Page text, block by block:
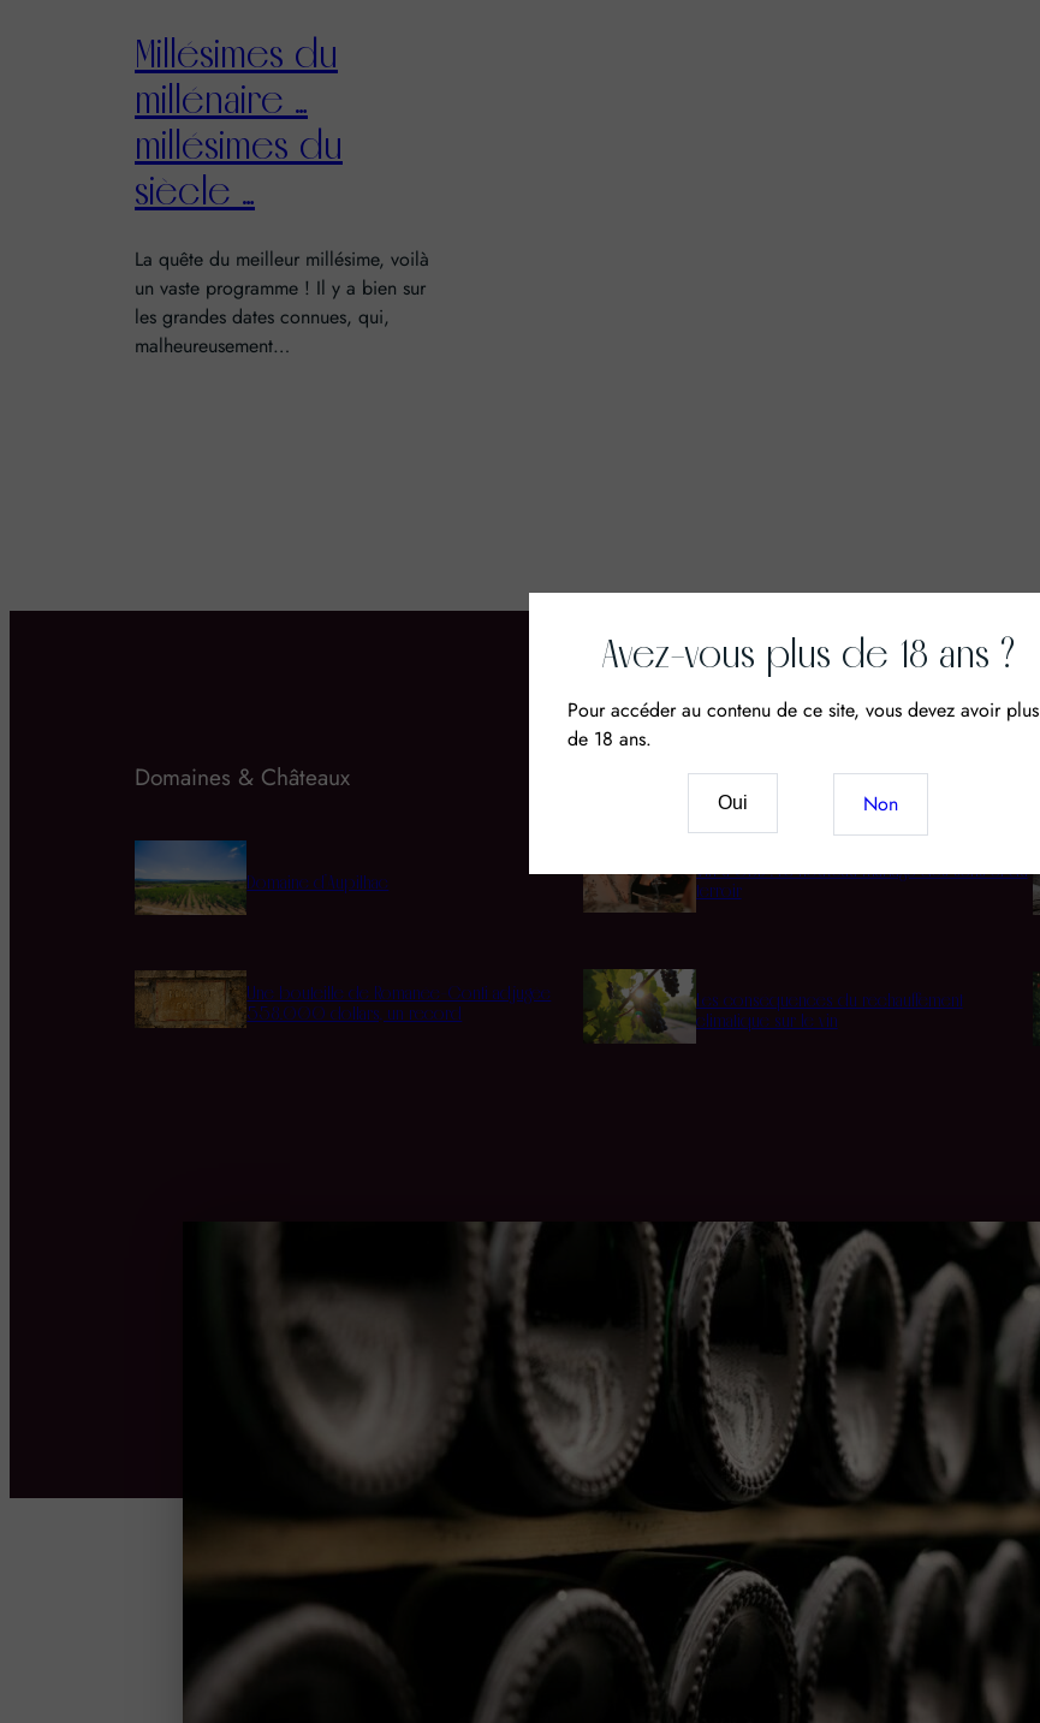
Millésimes du
millénaire …
millésimes du
siècle …
La quête du meilleur millésime, voilà
un vaste programme ! Il y a bien sur
les grandes dates connues, qui,
malheureusement…
Domaines & Châteaux
Domaine d’Aupilhac
Une bouteille de Romanée-Conti adjugée
558.000 dollars, un record
Vin & CBD : Le nouveau mariage des sens et du
terroir
Les conséquences du réchauffement
climatique sur le vin
Avez-vous plus de 18 ans ?
Pour accéder au contenu de ce site, vous devez avoir plus
de 18 ans.
Oui Non